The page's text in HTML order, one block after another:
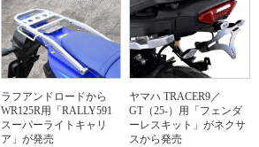
ラフアンドロードから
WR125R用「RALLY591
スーパーライトキャリ
ア」が発売
ヤマハ TRACER9／
GT（25-）用「フェンダ
ーレスキット」がネクサ
スから発売